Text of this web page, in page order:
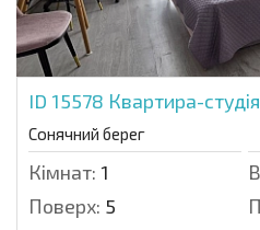
ID 15578 Квартира-
Сонячний берег
Кімнат: 1
Поверх: 5